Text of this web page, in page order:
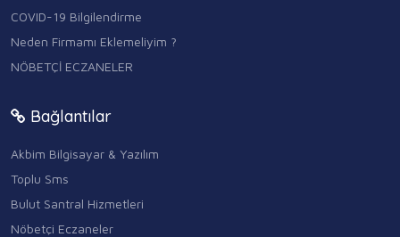
COVID-19 Bilgilendirme
Neden Firmamı Eklemeliyim ?
NÖBETÇİ ECZANELER
Bağlantılar
Akbim Bilgisayar & Yazılım
Toplu Sms
Bulut Santral Hizmetleri
Nöbetçi Eczaneler